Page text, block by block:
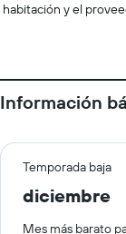
habitación y el
Información
Temporada baja
diciembre
Mes más barato